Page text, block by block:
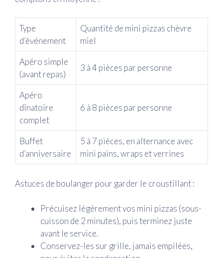
Type
d’événement
Quantité de mini pizzas chèvre
miel
Apéro simple
(avant repas)
3 à 4 pièces par personne
Apéro
dînatoire
complet
6 à 8 pièces par personne
Buffet
d’anniversaire
5 à 7 pièces, en alternance avec
mini pains, wraps et verrines
Astuces de boulanger pour garder le croustillant :
Précuisez légèrement vos mini pizzas (sous-
cuisson de 2 minutes), puis terminez juste
avant le service.
Conservez-les sur grille, jamais empilées,